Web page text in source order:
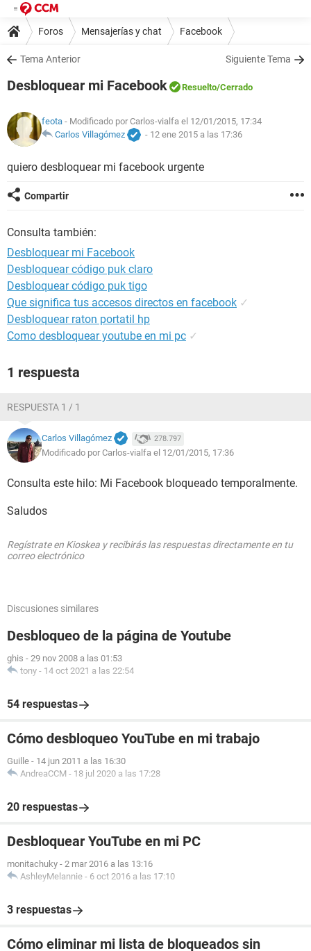
Foros Mensajerías y chat Facebook
Tema Anterior Siguiente Tema
Desbloquear mi Facebook Resuelto/Cerrado
feota - Modificado por Carlos-vialfa el 12/01/2015, 17:34
Carlos Villagómez
- 12 ene 2015 a las 17:36
quiero desbloquear mi facebook urgente
Compartir
Consulta también:
Desbloquear mi Facebook
Desbloquear código puk claro
Desbloquear código puk tigo
Que significa tus accesos directos en facebook ✓
Desbloquear raton portatil hp
Como desbloquear youtube en mi pc ✓
1 respuesta
RESPUESTA 1 / 1
Carlos Villagómez 278.797
Modificado por Carlos-vialfa el 12/01/2015, 17:36
Consulta este hilo: Mi Facebook bloqueado temporalmente.
Saludos
Regístrate en Kioskea y recibirás las respuestas directamente en tu
correo electrónico
Discusiones similares
Desbloqueo de la página de Youtube
ghis - 29 nov 2008 a las 01:53
tony - 14 oct 2021 a las 22:54
54 respuestas
Cómo desbloqueo YouTube en mi trabajo
Guille - 14 jun 2011 a las 16:30
AndreaCCM - 18 jul 2020 a las 17:28
20 respuestas
Desbloquear YouTube en mi PC
monitachuky - 2 mar 2016 a las 13:16
AshleyMelannie - 6 oct 2016 a las 17:10
3 respuestas
Cómo eliminar mi lista de bloqueados sin